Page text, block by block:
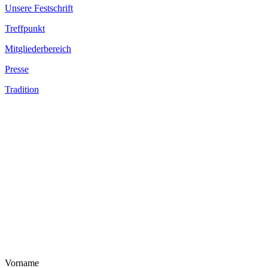
Unsere Festschrift
Treffpunkt
Mitgliederbereich
Presse
Tradition
Vorname